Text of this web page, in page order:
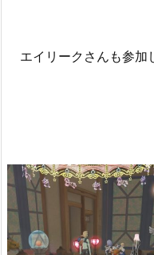
エイリークさんも参加